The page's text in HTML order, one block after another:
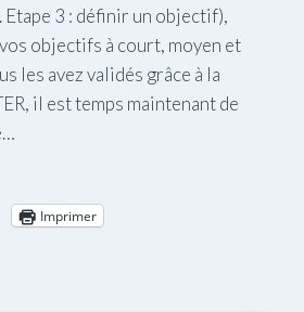
Etape 3 : définir un objectif),
objectifs à court, moyen et
les avez validés grâce à la
il est temps maintenant de
Imprimer